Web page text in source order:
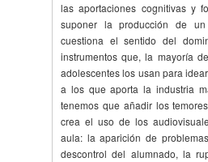
las aportaciones cognitivas y
suponer la producción de
cuestiona el sentido del
instrumentos que, la mayoría
adolescentes los usan para
a los que aporta la industria
tenemos que añadir los
crea el uso de los
aula: la aparición de
descontrol del alumnado, la